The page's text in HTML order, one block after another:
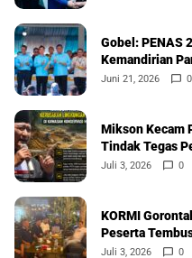
Gobel: PENAS
Kemandirian
Juni 21, 2026 0
Mikson Kecam
Tindak Tegas
Juli 3, 2026 0
KORMI
Peserta
Juli 3, 2026 0